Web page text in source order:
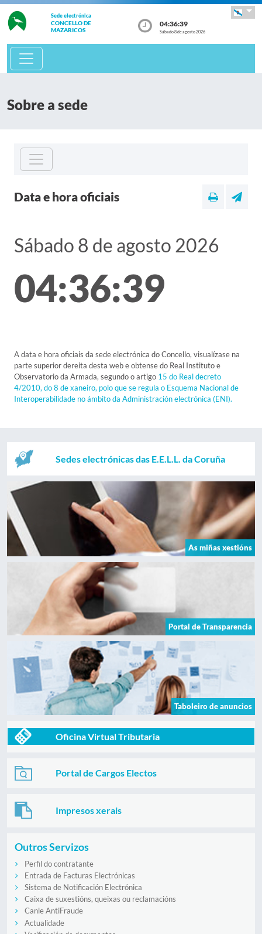
Sede electrónica
CONCELLO DE
MAZARICOS
04:36:39
Sábado 8 de agosto 2026
Sobre a sede
Data e hora oficiais
Sábado 8 de agosto 2026
04:36:39
A data e hora oficiais da sede electrónica do Concello, visualízase na
parte superior dereita desta web e obtense do Real Instituto e
Observatorio da Armada, segundo o artigo 15 do Real decreto
4/2010, do 8 de xaneiro, polo que se regula o Esquema Nacional de
Interoperabilidade no ámbito da Administración electrónica (ENI).
Sedes electrónicas das E.E.L.L. da Coruña
As miñas xestións
Portal de Transparencia
Taboleiro de anuncios
Oficina Virtual Tributaria
Portal de Cargos Electos
Impresos xerais
Outros Servizos
Perfil do contratante
Entrada de Facturas Electrónicas
Sistema de Notificación Electrónica
Caixa de suxestións, queixas ou reclamacións
Canle AntiFraude
Actualidade